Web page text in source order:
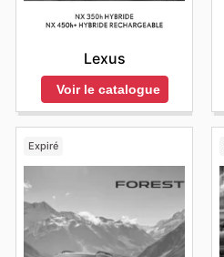
Lexus
Voir le catalogue
Expiré